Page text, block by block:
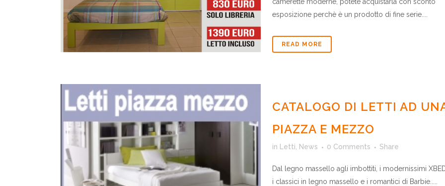
esposizione perchè è un prodotto di fine serie....
READ MORE
CATALOGO DI LETTI AD
PIAZZA E MEZZO
in Letti News 0 Comments Share
Dal legno massello agli imbottiti, i modernissimi
i classici in legno massello e i romantici di Barbie.....